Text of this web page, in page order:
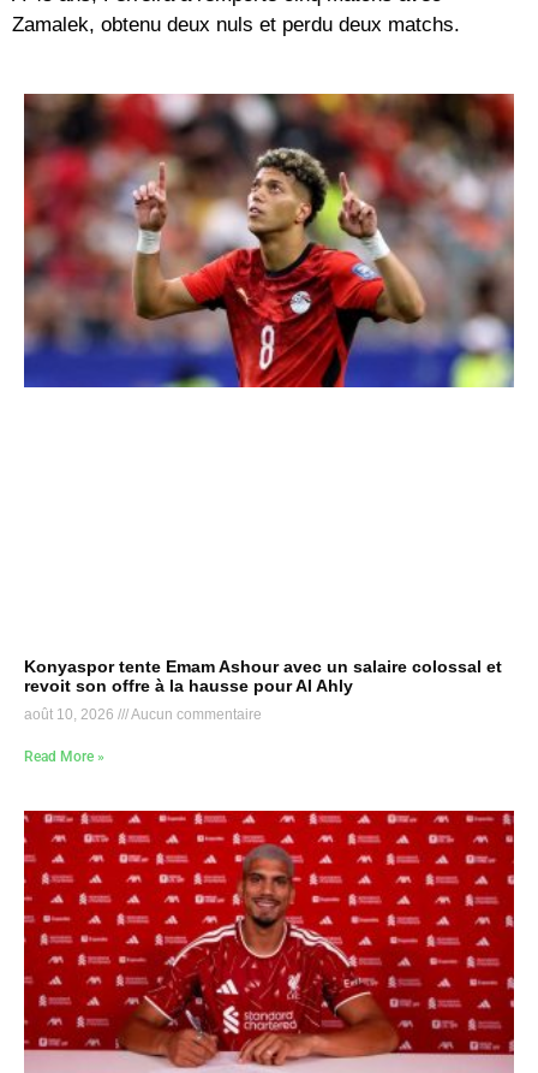
Zamalek, obtenu deux nuls et perdu deux matchs.
Konyaspor tente Emam Ashour avec un salaire colossal et
revoit son offre à la hausse pour Al Ahly
août 10, 2026 Aucun commentaire
Read More »